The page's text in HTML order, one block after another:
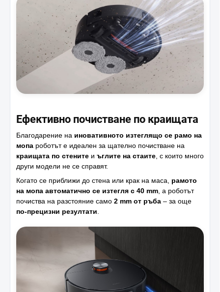
Ефективно почистване по краищата
Благодарение на иновативното изтеглящо се рамо на
мопа роботът е идеален за щателно почистване на
краищата по стените и ъглите на стаите, с които много
други модели не се справят.
Когато се приближи до стена или крак на маса, рамото
на мопа автоматично се изтегля с 40 mm, а роботът
почиства на разстояние само 2 mm от ръба – за още
по-прецизни резултати.